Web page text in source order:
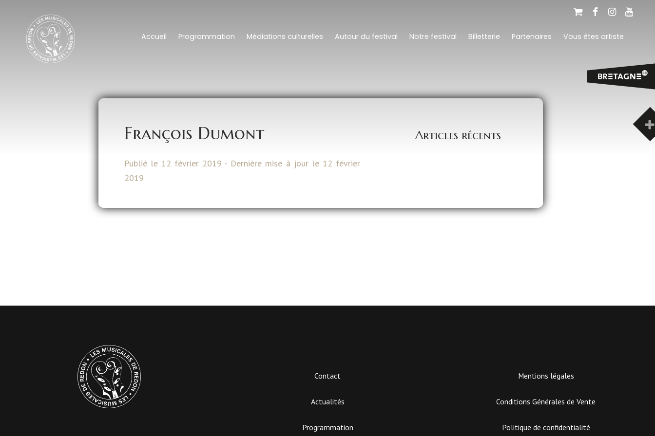
Accueil Programmation Médiations culturelles Autour du festival Notre festival Billetterie Partenaires Vous êtes artiste
François Dumont
Publié le 12 février 2019 - Dernière mise à jour le 12 février
2019
Articles récents
Contact
Actualités
Programmation
Mentions légales
Conditions Générales de Vente
Politique de confidentialité